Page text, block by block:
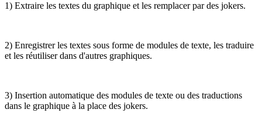
1) Extraire les textes du graphique et les remplacer par des jokers.
2) Enregistrer les textes sous forme de modules de texte, les traduire
et les réutiliser dans d'autres graphiques.
3) Insertion automatique des modules de texte ou des traductions
dans le graphique à la place des jokers.